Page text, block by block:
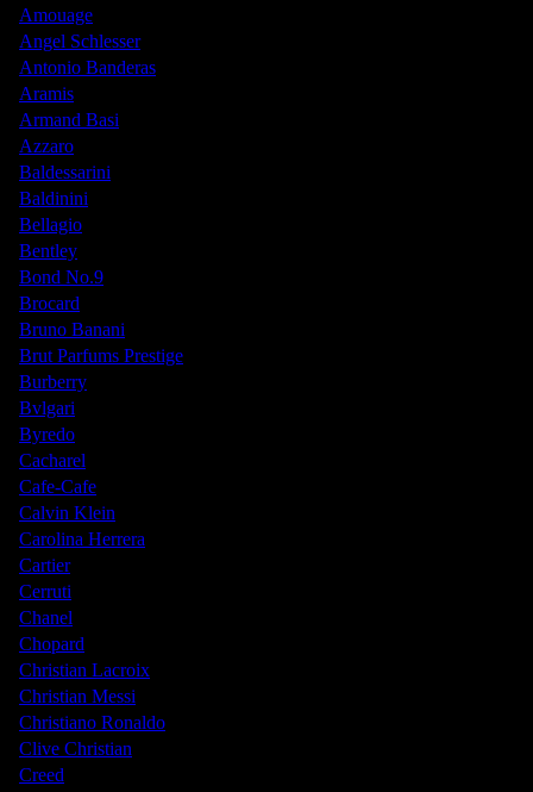
Amouage
Angel Schlesser
Antonio Banderas
Aramis
Armand Basi
Azzaro
Baldessarini
Baldinini
Bellagio
Bentley
Bond No.9
Brocard
Bruno Banani
Brut Parfums Prestige
Burberry
Bvlgari
Byredo
Cacharel
Cafe-Cafe
Calvin Klein
Carolina Herrera
Cartier
Cerruti
Chanel
Chopard
Christian Lacroix
Christian Messi
Christiano Ronaldo
Clive Christian
Creed